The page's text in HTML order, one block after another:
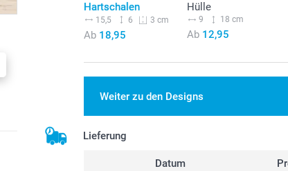
Hartschalen
15,5 6 3 cm
Ab 18,95
Hülle
9 18 cm
Ab 12,95
Weiter zu den Designs
Lieferung
Datum